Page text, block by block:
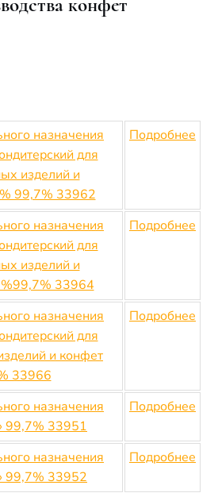
конфет
назначения
для
изделий и
99,7% 33962
Подробнее
назначения
для
изделий и
33964
Подробнее
назначения
для
и конфет
33966
Подробнее
назначения
33951
Подробнее
назначения
33952
Подробнее